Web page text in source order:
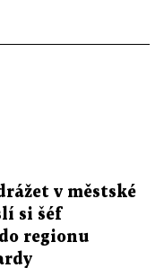
v městské
si šéf
regionu